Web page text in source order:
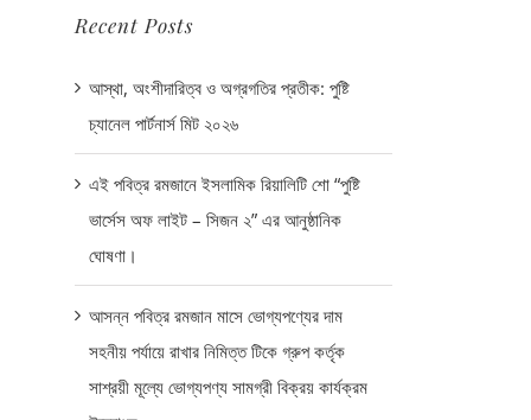
Recent Posts
আস্থা, অংশীদারিত্ব ও অগ্রগতির প্রতীক: পুষ্টি
চ্যানেল পার্টনার্স মিট ২০২৬
এই পবিত্র রমজানে ইসলামিক রিয়ালিটি শো “পুষ্টি
ভার্সেস অফ লাইট – সিজন ২” এর আনুষ্ঠানিক
ঘোষণা।
আসন্ন পবিত্র রমজান মাসে ভোগ্যপণ্যের দাম
সহনীয় পর্যায়ে রাখার নিমিত্ত টিকে গ্রুপ কর্তৃক
সাশ্রয়ী মূল্যে ভোগ্যপণ্য সামগ্রী বিক্রয় কার্যক্রম